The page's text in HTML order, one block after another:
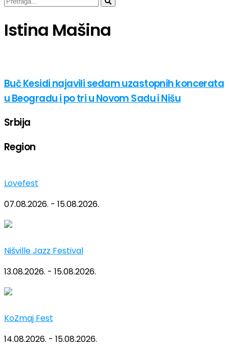
Istina Mašina
Buč Kesidi najavili sedam uzastopnih koncerata
u Beogradu i po tri u Novom Sadu i Nišu
Srbija
Region
Lovefest
07.08.2026. - 15.08.2026.
Nišville Jazz Festival
13.08.2026. - 15.08.2026.
KoZmaj Fest
14.08.2026. - 15.08.2026.